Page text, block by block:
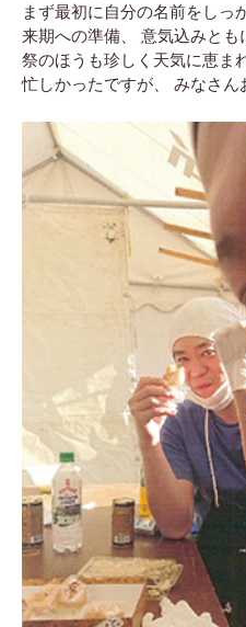
まず最初に自分の名前をしっ
来期への準備、 意気込みとも
祭のほうも珍しく天気に恵ま
忙しかったですが、 みなさん